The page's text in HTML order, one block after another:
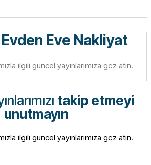
Evden Eve Nakliyat
ilgili güncel yayınlarımıza göz atın.
takip etmeyi
unutmayın
ilgili güncel yayınlarımıza göz atın.